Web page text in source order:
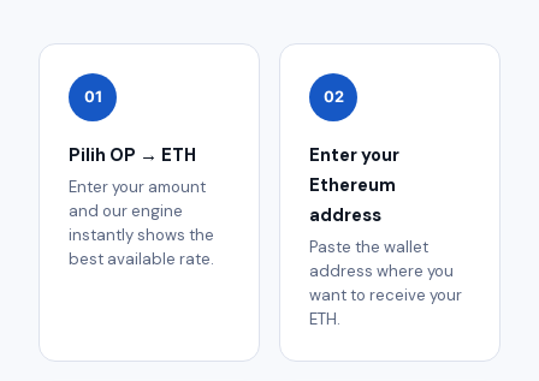
01
Pilih OP → ETH
Enter your amount
and our engine
instantly shows the
best available rate.
02
Enter your
Ethereum
address
Paste the wallet
address where you
want to receive your
ETH.